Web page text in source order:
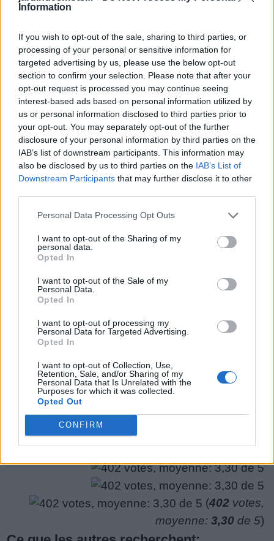
Information
If you wish to opt-out of the sale, sharing to third parties, or
processing of your personal or sensitive information for
targeted advertising by us, please use the below opt-out
section to confirm your selection. Please note that after your
opt-out request is processed you may continue seeing
interest-based ads based on personal information utilized by
us or personal information disclosed to third parties prior to
your opt-out. You may separately opt-out of the further
disclosure of your personal information by third parties on the
IAB’s list of downstream participants. This information may
also be disclosed by us to third parties on the IAB’s List of
Downstream Participants that may further disclose it to other
Personal Data Processing Opt Outs
I want to opt-out of the Sharing of my
personal data.
Opted In
I want to opt-out of the Sale of my
Personal Data.
Opted In
I want to opt-out of processing my
Personal Data for Targeted Advertising.
Opted In
I want to opt-out of Collection, Use,
Retention, Sale, and/or Sharing of my
Personal Data that Is Unrelated with the
Purposes for which it was collected.
Opted Out
CONFIRM
vous plaît soutenir IsCool Entertainment en tant
partageant et noter le jeu avec votre liste d'amis,
plus joueur signifie plus de revenus pour le
développeur alors s'il vous plaît aidez-le à
grandir. Vous ne pouvez toujours pas trouver un
niveau spécifique? Laissez un commentaire ci-
dessous et nous serons plus qu'heureux de vous
aider!
Réponses mises à jour: 2026-05-19
Entrez toutes les lettres de puzzle:
lettres
puzzle:
Chercher
Désolé, nous n'avons pas trouvé votre puzzle,
pourraient vous être utiles.
Rechercher plus de réponses
(402 votes,
moyenne: 3,30 de 5)